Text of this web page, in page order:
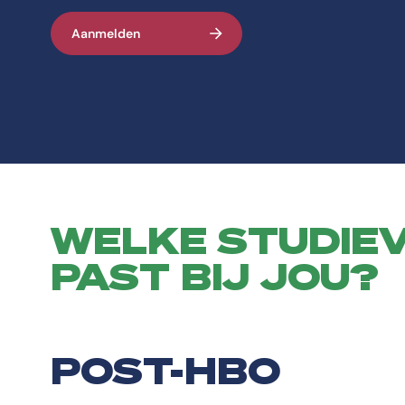
Aanmelden
WELKE
PAST BIJ JOU?
POST-HBO